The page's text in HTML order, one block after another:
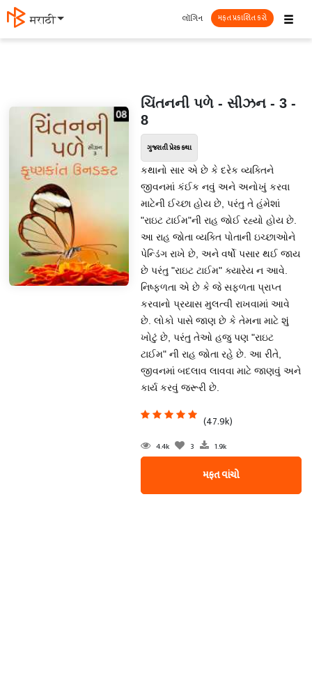
मराठी ☰
લૉગિન મફત પ્રકાશિત કરો
ચિંતનની પળે - સીઝન - 3 -
8
ગુજરાતી પ્રેરક કથા
કથાનો સાર એ છે કે દરેક વ્યક્તિને
જીવનમાં કંઈક નવું અને અનોખું કરવા
માટેની ઈચ્છા હોય છે, પરંતુ તે હંમેશાં
"રાઇટ ટાઈમ"ની રાહ જોઈ રહ્યો હોય છે.
આ રાહ જોતા વ્યક્તિ પોતાની ઇચ્છાઓને
પેન્ડિંગ રાખે છે, અને વર્ષો પસાર થઈ જાય
છે પરંતુ "રાઇટ ટાઈમ" ક્યારેય ન આવે.
નિષ્ફળતા એ છે કે જે સફળતા પ્રાપ્ત
કરવાનો પ્રયાસ મુલત્વી રાખવામાં આવે
છે. લોકો પાસે જાણ છે કે તેમના માટે શું
ખોટું છે, પરંતુ તેઓ હજુ પણ "રાઇટ
ટાઈમ" ની રાહ જોતા રહે છે. આ રીતે,
જીવનમાં બદલાવ લાવવા માટે જાણવું અને
કાર્ય કરવું જરૂરી છે.
(47.9k)
4.4k 3 1.9k
મફત વાંચો